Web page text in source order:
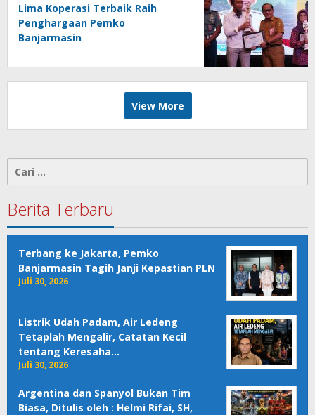
Lima Koperasi Terbaik Raih
Penghargaan Pemko
Banjarmasin
View More
untuk:
Berita Terbaru
Terbang ke Jakarta, Pemko
Banjarmasin Tagih Janji Kepastian PLN
Juli 30, 2026
Listrik Udah Padam, Air Ledeng
Tetaplah Mengalir, Catatan Kecil
tentang Keresaha…
Juli 30, 2026
Argentina dan Spanyol Bukan Tim
Biasa, Ditulis oleh : Helmi Rifai, SH,